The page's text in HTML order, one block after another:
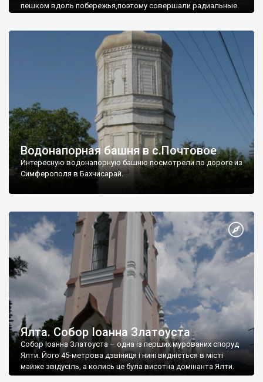
пешком вдоль побережья,поэтому совершали радиальные
Водонапорная башня в с.Почтовое
Интересную водонапорную башню посмотрели по дороге из
Симферополя в Бахчисарай.
Ялта. Собор Іоанна Златоуста
Собор Іоанна Златоуста – одна із перших мурованих споруд
Ялти. Його 45-метрова дзвіниця і нині видніється в місті
майже звідусіль, а колись це була висотна домінанта Ялти.